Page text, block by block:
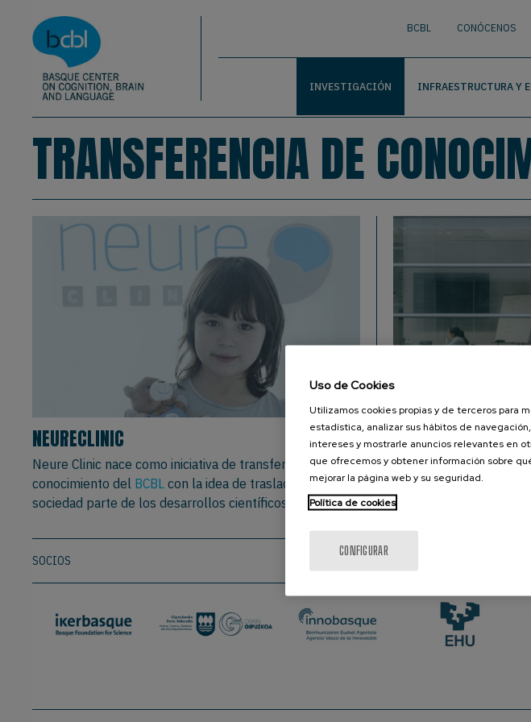
Basque Center on Cognition, Brain & Language
BCBL CONÓCENOS
BUSCAR
INVESTIGACIÓN INFRAESTRUCTURA Y
TRANSFERENCIA DE
NEURECLINIC
Neure Clinic nace como iniciativa de transferencia del
conocimiento del BCBLcon la idea de trasladar a la
sociedad parte de los desarrollos científicos del centro.
BASES DE DATOS
SOCIOS
Uso de Cookies
Utilizamos cookies propias y de terceros para
estadística, analizar sus hábitos de
intereses y mostrarle anuncios relevantes en
que ofrecemos y obtener información sobre
mejorar la página web y su seguridad.
Política de cookies
CONFIGURAR